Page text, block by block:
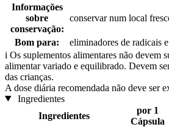
Informações
sobre
conservação:
conservar num local
Bom para:
eliminadores de radicais
i Os suplementos alimentares não devem
alimentar variado e equilibrado. Devem
das crianças.
A dose diária recomendada não deve ser
Ingredientes
Ingredientes
por 1
Cápsula